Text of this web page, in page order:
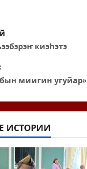
киэһэтэ
миигин угуйар»
ИСТОРИИ